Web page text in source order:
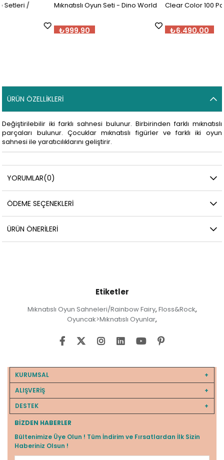
Mıknatıslı Oyun Seti - Dino World
₺999,90
Clear Color 100 Parça
₺6.490,00
ÜRÜN ÖZELLIKLERI
Değiştirilebilir iki farklı sahnesi bulunur. Birbirinden farklı mıknatıslı
parçaları bulunur. Çocuklar mıknatıslı figürler ve farklı iki oyun
sahnesi ile yaratıcılıklarını geliştirir.
YORUMLAR(0)
ÖDEME SEÇENEKLERI
ÜRÜN ÖNERILERI
Etiketler
Mıknatıslı Oyun Sahneleri/Rainbow Fairy, Floss&Rock,
Oyuncak>Mıknatıslı Oyunlar,
KURUMSAL
ALIŞVERİŞ
DESTEK
BIZDEN HABERLER
Bültenimize Üye Olun ! Tüm İndirim ve Fırsatlardan İlk Sizin
Haberiniz Olsun !